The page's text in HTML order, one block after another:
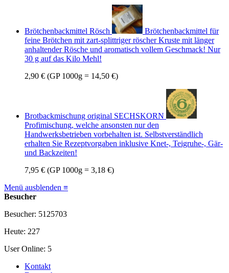
Brötchenbackmittel Rösch
Brötchenbackmittel für
feine Brötchen mit zart-splittriger röscher Kruste mit länger
anhaltender Rösche und aromatisch vollem Geschmack! Nur
30 g auf das Kilo Mehl!
2,90 € (GP 1000g = 14,50 €)
Brotbackmischung original SECHSKORN
Profimischung, welche ansonsten nur den
Handwerksbetrieben vorbehalten ist. Selbstverständlich
erhalten Sie Rezeptvorgaben inklusive Knet-, Teigruhe-, Gär-
und Backzeiten!
7,95 € (GP 1000g = 3,18 €)
Menü ausblenden ≡
Besucher
Besucher: 5125703
Heute: 227
User Online: 5
Kontakt